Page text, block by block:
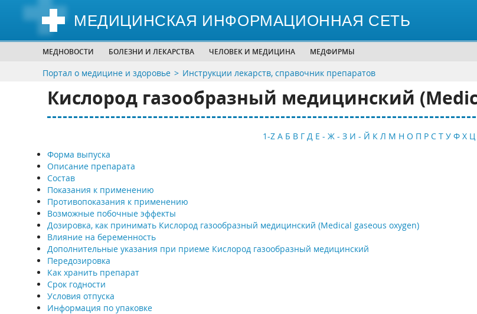
МЕДИЦИНСКАЯ ИНФОРМАЦИОННАЯ СЕТЬ
МЕДНОВОСТИ БОЛЕЗНИ И ЛЕКАРСТВА ЧЕЛОВЕК И МЕДИЦИНА МЕДФИРМЫ
Портал о медицине и здоровье Инструкции лекарств, справочник препаратов
Кислород газообразный медицинский
1-Z А Б В Г Д Е - Ж - З И - Й К Л М Н О П Р С Т У Ф Х Ц
Форма выпуска
Описание препарата
Состав
Показания к применению
Противопоказания к применению
Возможные побочные эффекты
Дозировка, как принимать Кислород газообразный медицинский (Medical gaseous oxygen)
Влияние на беременность
Дополнительные указания при приеме Кислород газообразный медицинский
Передозировка
Как хранить препарат
Срок годности
Условия отпуска
Информация по упаковке